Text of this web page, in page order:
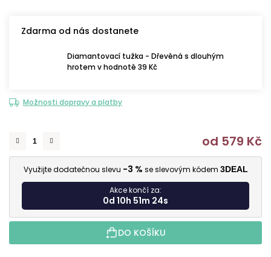
Zdarma od nás dostanete
Diamantovací tužka - Dřevěná s dlouhým
hrotem v hodnotě 39 Kč
Možnosti dopravy a platby
od 579 Kč
Využijte dodatečnou slevu -3 % se slevovým kódem 3DEAL
Akce končí za:
0d 10h 51m 23s
DO KOŠÍKU